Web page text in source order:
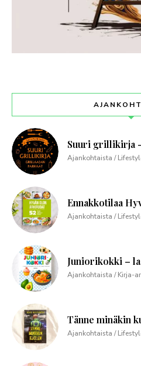
Suuri grillikirja
Ajankohtaista /
Ennakkotilaa
Ajankohtaista /
Juniorikokki –
Ajankohtaista / Kirja-
Tänne minäkin
Ajankohtaista /